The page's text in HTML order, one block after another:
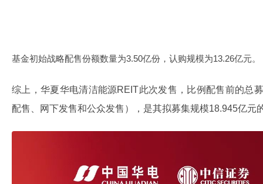
基金初始战略配售份额数量为3.50亿份，认购规模为13.26亿元。
综上，华夏华电清洁能源REIT此次发售，比例配售前的总
配售、网下发售和公众发售），是其拟募集规模18.945亿元